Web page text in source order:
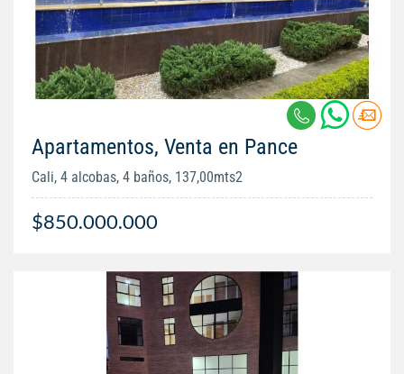
Apartamentos, Venta en Pance
Cali, 4 alcobas, 4 baños, 137,00mts2
$850.000.000